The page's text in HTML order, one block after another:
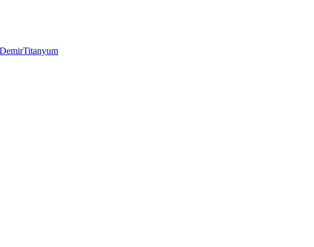
DemirTitanyum